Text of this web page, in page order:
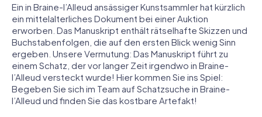
Ein in Braine-l’Alleud ansässiger Kunstsammler hat kürzlich
ein mittelalterliches Dokument bei einer Auktion
erworben. Das Manuskript enthält rätselhafte Skizzen und
Buchstabenfolgen, die auf den ersten Blick wenig Sinn
ergeben. Unsere Vermutung: Das Manuskript führt zu
einem Schatz, der vor langer Zeit irgendwo in Braine-
l’Alleud versteckt wurde! Hier kommen Sie ins Spiel:
Begeben Sie sich im Team auf Schatzsuche in Braine-
l’Alleud und finden Sie das kostbare Artefakt!